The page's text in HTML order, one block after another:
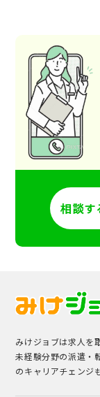
相談す
みけジョブは求人を
未経験分野の派遣・
のキャリアチェンジ